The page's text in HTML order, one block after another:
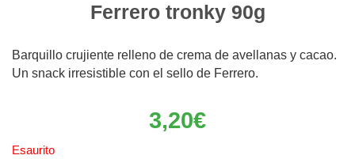
Ferrero tronky 90g
Barquillo crujiente relleno de crema de avellanas y cacao.
Un snack irresistible con el sello de Ferrero.
3,20€
Esaurito